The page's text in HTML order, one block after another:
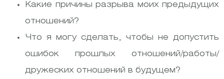
Какие причины разрыва моих предыдущих
отношений?
Что я могу сделать, чтобы не допустить
ошибок прошлых отношений/работы/
дружеских отношений в будущем?